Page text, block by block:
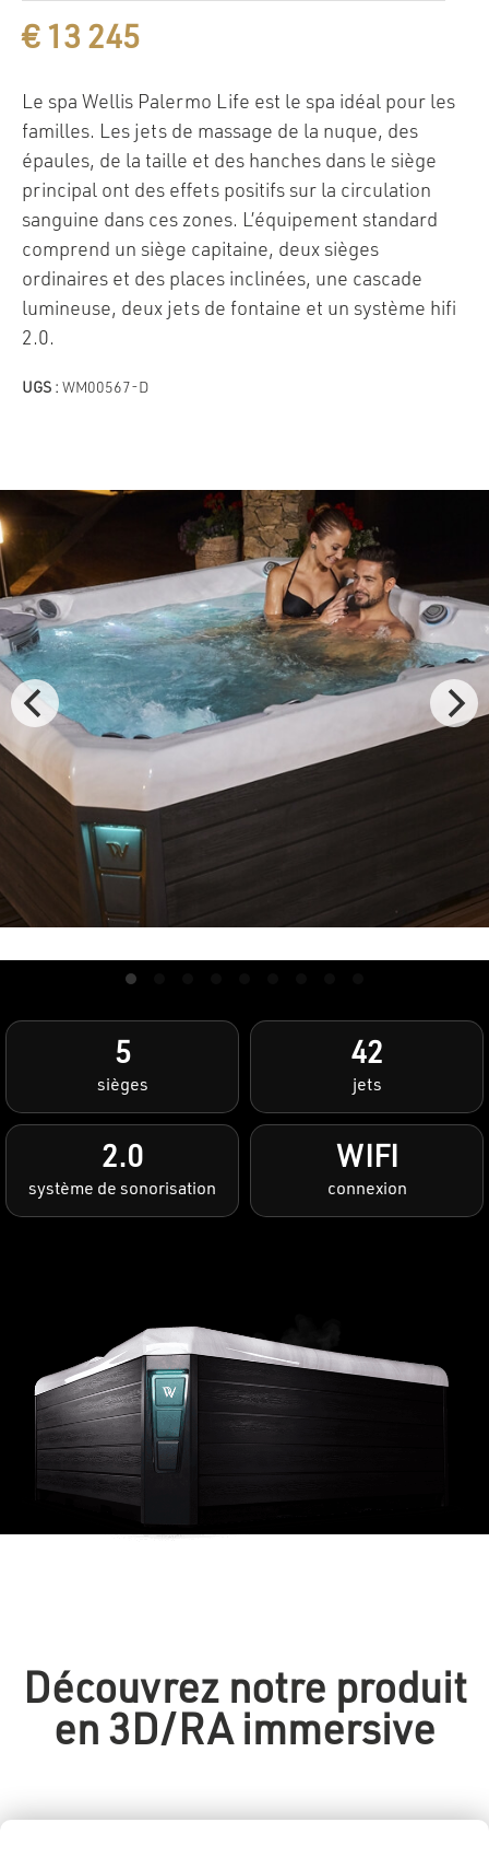
€13 245
Le spa Wellis Palermo Life est le spa idéal pour les
familles. Les jets de massage de la nuque, des
épaules, de la taille et des hanches dans le siège
principal ont des effets positifs sur la circulation
sanguine dans ces zones. L’équipement standard
comprend un siège capitaine, deux sièges
ordinaires et des places inclinées, une cascade
lumineuse, deux jets de fontaine et un système hifi
2.0.
UGS : WM00567-D
5
sièges
42
jets
2.0
système de sonorisation
WIFI
connexion
Découvrez notre produit
en 3D/RA immersive